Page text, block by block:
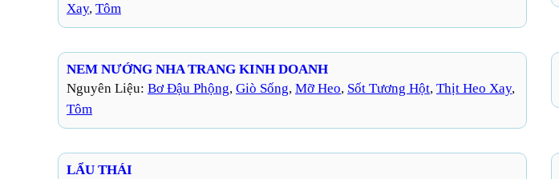
Xay, Tôm
NEM NƯỚNG NHA TRANG KINH DOANH
Nguyên Liệu: Bơ Đậu Phộng, Giò Sống, Mỡ Heo, Sốt Tương Hột, Thịt Heo Xay
Tôm
LẨU THÁI